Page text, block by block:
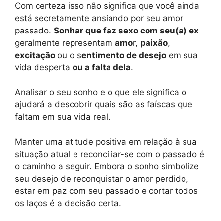
Com certeza isso não significa que você ainda
está secretamente ansiando por seu amor
passado. Sonhar que faz sexo com seu(a) ex
geralmente representam amor, paixão,
excitação ou o sentimento de desejo em sua
vida desperta ou a falta dela.
Analisar o seu sonho e o que ele significa o
ajudará a descobrir quais são as faíscas que
faltam em sua vida real.
Manter uma atitude positiva em relação à sua
situação atual e reconciliar-se com o passado é
o caminho a seguir. Embora o sonho simbolize
seu desejo de reconquistar o amor perdido,
estar em paz com seu passado e cortar todos
os laços é a decisão certa.